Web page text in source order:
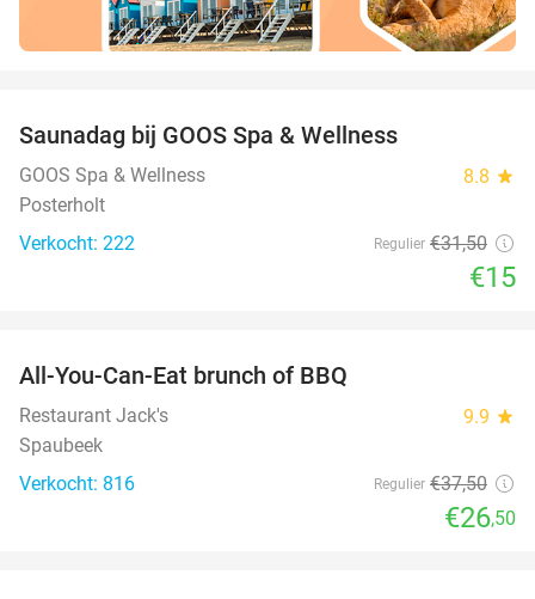
Saunadag bij GOOS Spa & Wellness
GOOS Spa & Wellness 8.8 star
Posterholt
Verkocht: 222
Regulier €31,50
€15
All-You-Can-Eat brunch of BBQ
Restaurant Jack's 9.9 star
Spaubeek
Verkocht: 816
Regulier €37,50
€26,50